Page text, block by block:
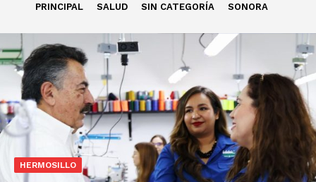
PRINCIPAL
SALUD SIN CATEGORÍA SONORA
HERMOSILLO